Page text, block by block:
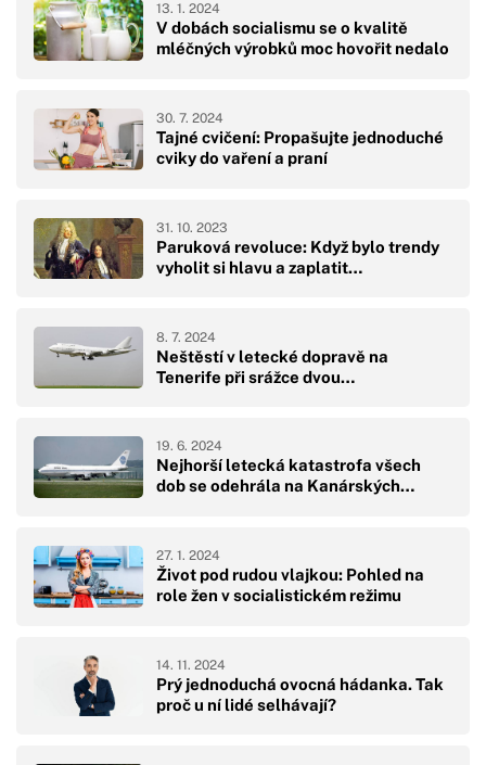
V dobách socialismu se o kvalitě
mléčných výrobků moc hovořit nedalo
13. 1. 2024
Tajné cvičení: Propašujte jednoduché
cviky do vaření a praní
30. 7. 2024
Paruková revoluce: Když bylo trendy
vyholit si hlavu a zaplatit…
31. 10. 2023
Neštěstí v letecké dopravě na
Tenerife při srážce dvou…
8. 7. 2024
Nejhorší letecká katastrofa všech
dob se odehrála na Kanárských…
19. 6. 2024
Život pod rudou vlajkou: Pohled na
role žen v socialistickém režimu
27. 1. 2024
Prý jednoduchá ovocná hádanka. Tak
proč u ní lidé selhávají?
14. 11. 2024